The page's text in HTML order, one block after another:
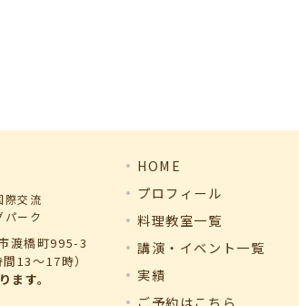
際交流
パーク
渡橋町995-3
13～17時）
ます。
HOME
プロフィール
料理教室一覧
講演・イベント一覧
実績
ご予約はこちら